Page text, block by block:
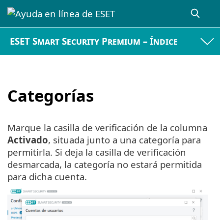
ESET Smart Security Premium – Índice
Categorías
Marque la casilla de verificación de la columna
Activado, situada junto a una categoría para
permitirla. Si deja la casilla de verificación
desmarcada, la categoría no estará permitida
para dicha cuenta.